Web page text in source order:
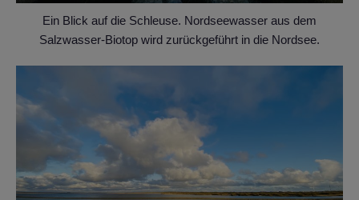
Ein Blick auf die Schleuse. Nordseewasser aus dem
Salzwasser-Biotop wird zurückgeführt in die Nordsee.